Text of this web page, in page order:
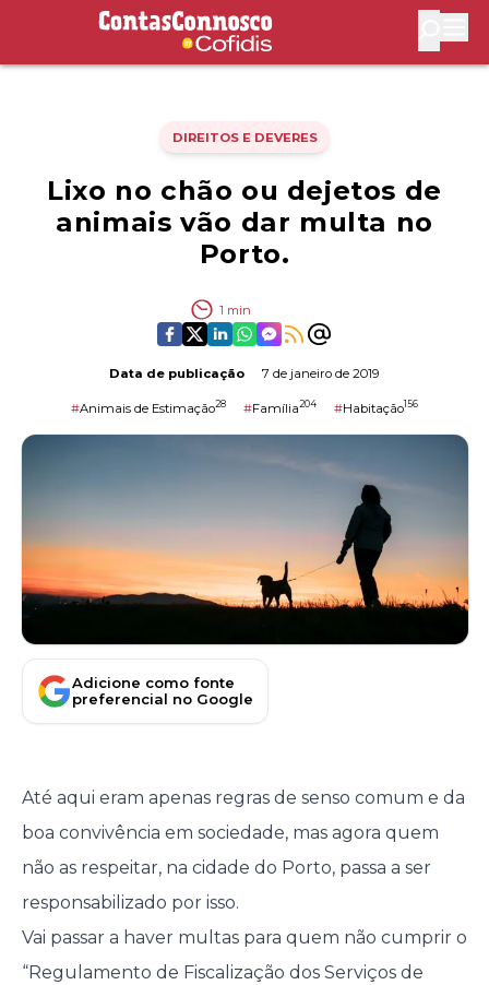
Contas Connosco by Cofidis
DIREITOS E DEVERES
Lixo no chão ou dejetos de
animais vão dar multa no
Porto.
1 min
Data de publicação 7 de janeiro de 2019
#Animais de Estimação28 #Família204 #Habitação156
Adicione como fonte
preferencial no Google
Até aqui eram apenas regras de senso comum e da
boa convivência em sociedade, mas agora quem
não as respeitar, na cidade do Porto, passa a ser
responsabilizado por isso.
Vai passar a haver multas para quem não cumprir o
“Regulamento de Fiscalização dos Serviços de